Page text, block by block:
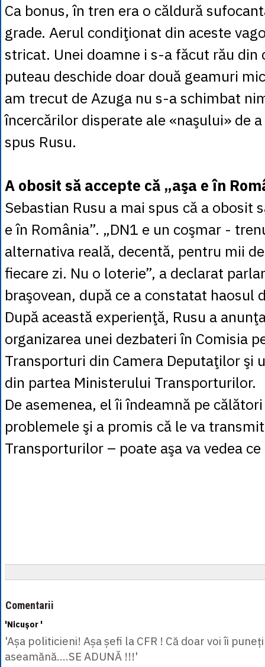
Ca bonus, în tren era o căldură
grade. Aerul condiţionat din aceste
stricat. Unei doamne i s-a făcut rău din
puteau deschide doar două geamuri
am trecut de Azuga nu s-a schimbat
încercărilor disperate ale «naşului» de
spus Rusu.
A obosit să accepte că „aşa e în
Sebastian Rusu a mai spus că a obosit
e în România”. „DN1 e un coşmar -
alternativa reală, decentă, pentru mii
fiecare zi. Nu o loterie”, a declarat
braşovean, după ce a constatat haosul
După această experienţă, Rusu a
organizarea unei dezbateri în Comisia
Transporturi din Camera Deputaţilor şi
din partea Ministerului Transporturilor.
De asemenea, el îi îndeamnă pe
problemele şi a promis că le va
Transporturilor – poate aşa va vedea ce
Comentarii
'Nicușor '
'Așa politicieni! Așa șefi la CFR ! Că doar voi îi
aseamănă....SE ADUNĂ !!!'